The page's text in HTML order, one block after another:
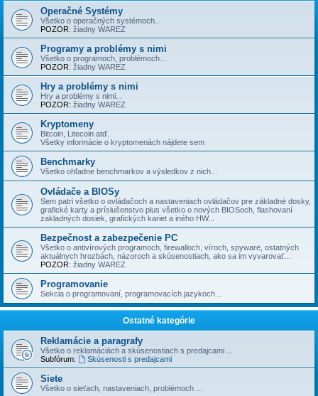
Operačné Systémy
Všetko o operačných systémoch...
POZOR: žiadny WAREZ
Programy a problémy s nimi
Všetko o programoch, problémoch...
POZOR: žiadny WAREZ
Hry a problémy s nimi
Hry a problémy s nimi...
POZOR: žiadny WAREZ
Kryptomeny
Bitcoin, Litecoin atď.
Všetky informácie o kryptomenách nájdete sem
Benchmarky
Všetko ohľadne benchmarkov a výsledkov z nich...
Ovládače a BIOSy
Sem patri všetko o ovládačoch a nastaveniach ovládačov pre základné dosky,
grafické karty a príslušenstvo plus všetko o nových BIOSoch, flashovaní
zakladných dosiek, grafických kariet a iného HW...
Bezpečnost a zabezpečenie PC
Všetko o antivírových programoch, firewalloch, víroch, spyware, ostatných
aktuálnych hrozbách, názoroch a skúsenostiach, ako sa im vyvarovať...
POZOR: žiadny WAREZ
Programovanie
Sekcia o programovaní, programovacích jazykoch...
Ostatné kategórie
Reklamácie a paragrafy
Všetko o reklamáciách a skúsenostiach s predajcami ...
Subfórum:
Skúsenosti s predajcami
Siete
Všetko o sieťach, nastaveniach, problémoch ...